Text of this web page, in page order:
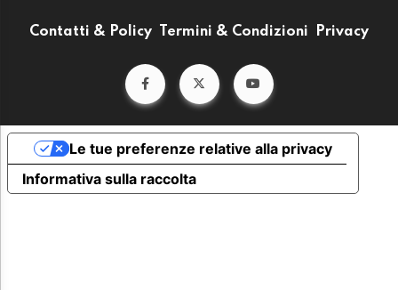
Contatti & Policy Termini & Condizioni Privacy
Informativa sulla raccolta
Le tue preferenze relative alla privacy